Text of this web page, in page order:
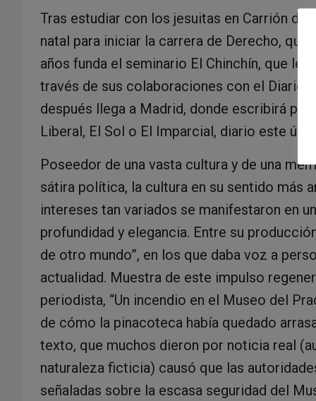
Tras estudiar con los jesuitas en Carrión de
natal para iniciar la carrera de Derecho,
años funda el seminario El Chinchín, que
través de sus colaboraciones con el Diario
después llega a Madrid, donde escribirá
Liberal, El Sol o El Imparcial, diario este
Poseedor de una vasta cultura y de una
sátira política, la cultura en su sentido más
intereses tan variados se manifestaron en
profundidad y elegancia. Entre su
de otro mundo”, en los que daba voz a
actualidad. Muestra de este impulso
periodista, “Un incendio en el Museo del
de cómo la pinacoteca había quedado
texto, que muchos dieron por noticia real
naturaleza ficticia) causó que las
señaladas sobre la escasa seguridad del